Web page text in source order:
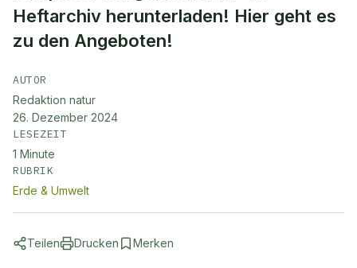
Heftarchiv herunterladen! Hier geht es
zu den Angeboten!
AUTOR
Redaktion natur
26. Dezember 2024
LESEZEIT
1 Minute
RUBRIK
Erde & Umwelt
Teilen Drucken Merken